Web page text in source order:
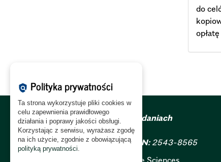
do
Metody Ilościowe w Badaniach
Ekonomicznych
ISSN2082-792x;e-ISSN: 2543-8565
Warsaw University of Life Sciences
policy Polityka prywatności
Ta strona wykorzystuje pliki cookies w
celu zapewnienia prawidłowego
działania i poprawy jakości obsługi.
Korzystając z serwisu, wyrażasz zgodę
na ich użycie, zgodnie z obowiązującą
polityką prywatności